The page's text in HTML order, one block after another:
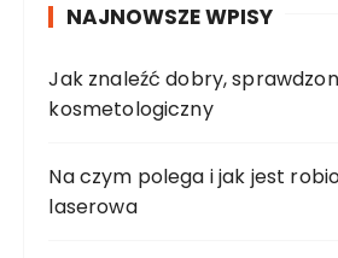
NAJNOWSZE WPISY
Jak znaleźć dobry,
kosmetologiczny
Na czym polega i jak jest
laserowa